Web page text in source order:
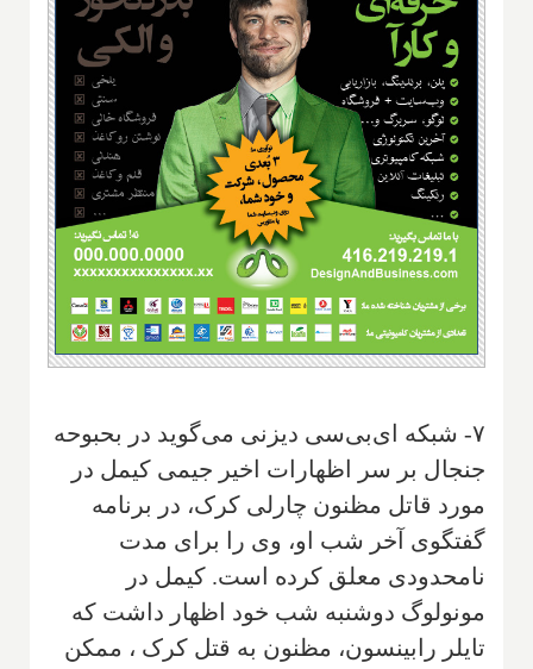
۷- شبکه ای‌بی‌سی دیزنی می‌گوید در بحبوحه
جنجال بر سر اظهارات اخیر جیمی کیمل در
مورد قاتل مظنون چارلی کرک، در برنامه
گفتگوی آخر شب او، وی را برای مدت
نامحدودی معلق کرده است. کیمل در
مونولوگ دوشنبه شب خود اظهار داشت که
تایلر رابینسون، مظنون به قتل کرک ، ممکن